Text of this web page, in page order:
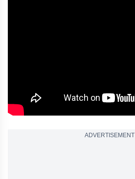
ADVERTISEMENT